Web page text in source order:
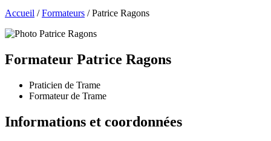
Accueil /Formateurs /Patrice Ragons
Formateur Patrice Ragons
Praticien de Trame
Formateur de Trame
Informations et coordonnées